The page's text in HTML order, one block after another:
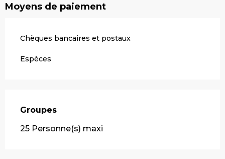
Moyens de paiement
Chèques bancaires et postaux
Espèces
Groupes
Groupes
25 Personne(s) maxi